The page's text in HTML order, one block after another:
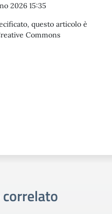
2026 15:35
questo articolo è
Commons